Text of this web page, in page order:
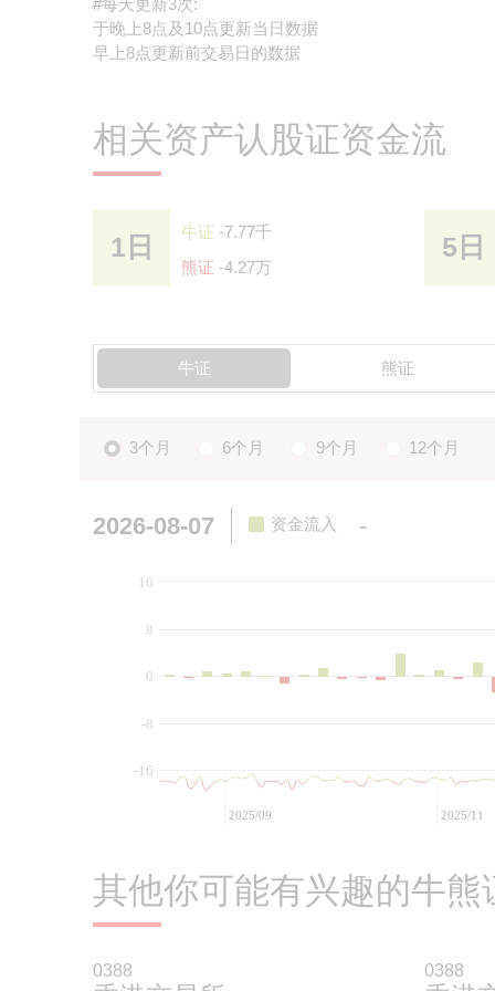
#每天更新3次:
于晚上8点及10点更新当日数据
早上8点更新前交易日的数据
相关资产认股证资金流
1日 牛证 -7.77千
熊证 -4.27万
5日
牛证 熊证
3个月 6个月 9个月 12个月
2026-08-07 资金流入 -
0
-16
-8
8
16
2025/09 2025/11
其他你可能有兴趣的牛熊
0388 0388